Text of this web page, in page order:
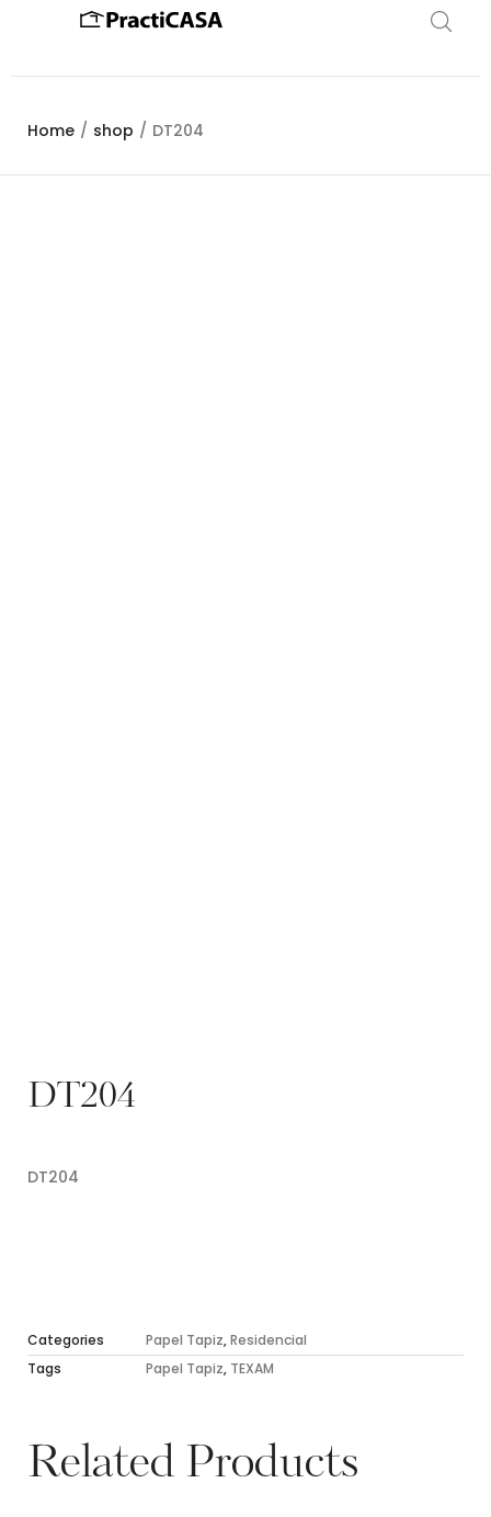
Home / shop / DT204
DT204
DT204
Categories Papel Tapiz,Residencial
Tags
Papel Tapiz, TEXAM
Related Products